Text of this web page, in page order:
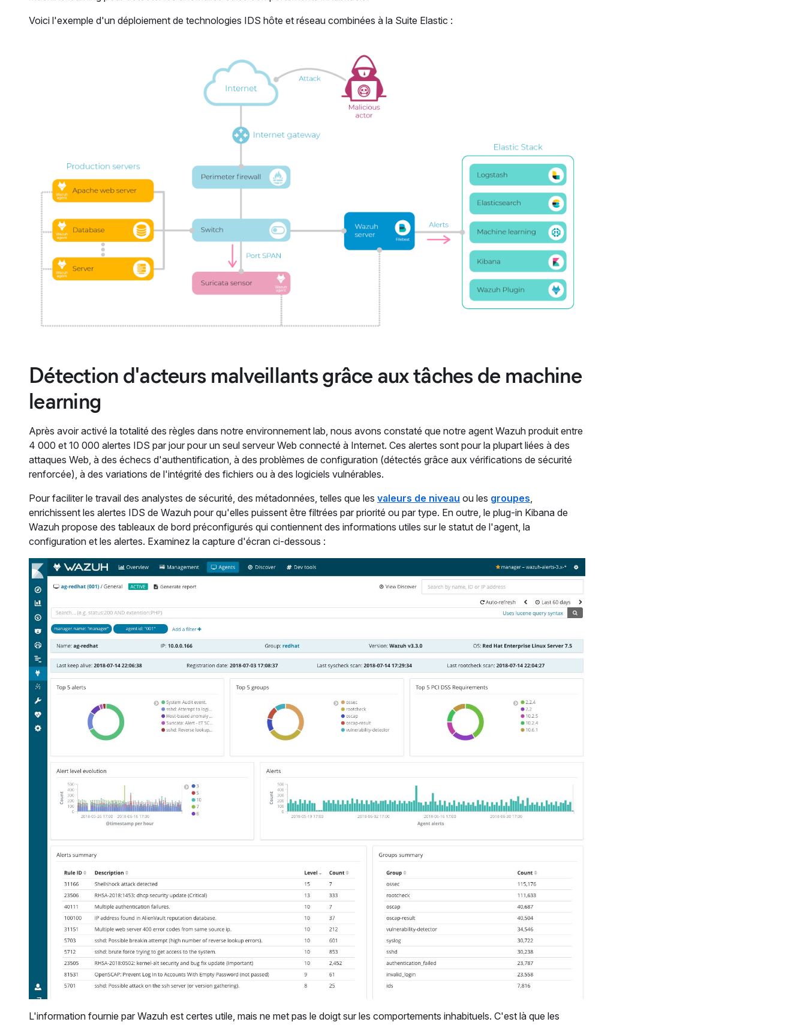
Voici l'exemple d'un déploiement de technologies IDS hôte et réseau combinées à la Suite Elastic :
Détection d'acteurs malveillants grâce aux tâches de machine
learning
Après avoir activé la totalité des règles dans notre environnement lab, nous avons constaté que notre agent Wazuh produit entre
4 000 et 10 000 alertes IDS par jour pour un seul serveur Web connecté à Internet. Ces alertes sont pour la plupart liées à des
attaques Web, à des échecs d'authentification, à des problèmes de configuration (détectés grâce aux vérifications de sécurité
renforcée), à des variations de l'intégrité des fichiers ou à des logiciels vulnérables.
Pour faciliter le travail des analystes de sécurité, des métadonnées, telles que les valeurs de niveau ou les groupes
enrichissent les alertes IDS de Wazuh pour qu'elles puissent être filtrées par priorité ou par type. En outre, le plug-in Kibana de
Wazuh propose des tableaux de bord préconfigurés qui contiennent des informations utiles sur le statut de l'agent, la
configuration et les alertes. Examinez la capture d'écran ci-dessous :
L'information fournie par Wazuh est certes utile, mais ne met pas le doigt sur les comportements inhabituels. C'est là que les